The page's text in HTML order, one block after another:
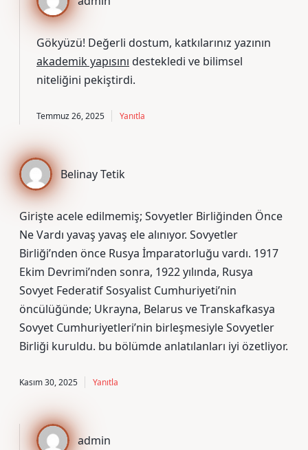
Gökyüzü! Değerli dostum, katkılarınız yazının
akademik yapısını destekledi ve bilimsel
niteliğini pekiştirdi.
Temmuz 26, 2025 Yanıtla
Belinay Tetik
Girişte acele edilmemiş; Sovyetler Birliğinden Önce
Ne Vardı yavaş yavaş ele alınıyor. Sovyetler
Birliği’nden önce Rusya İmparatorluğu vardı. 1917
Ekim Devrimi’nden sonra, 1922 yılında, Rusya
Sovyet Federatif Sosyalist Cumhuriyeti’nin
öncülüğünde; Ukrayna, Belarus ve Transkafkasya
Sovyet Cumhuriyetleri’nin birleşmesiyle Sovyetler
Birliği kuruldu. bu bölümde anlatılanları iyi özetliyor.
Kasım 30, 2025 Yanıtla
admin